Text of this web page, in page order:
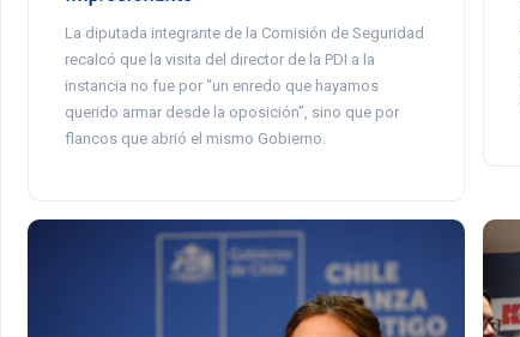
La diputada integrante de la Comisión de Seguridad
recalcó que la visita del director de la PDI a la
instancia no fue por “un enredo que hayamos
querido armar desde la oposición”, sino que por
flancos que abrió el mismo Gobierno.